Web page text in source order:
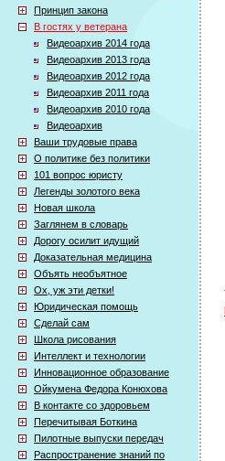
Принцип закона
В гостях у ветерана
Видеоархив 2014 года
Видеоархив 2013 года
Видеоархив 2012 года
Видеоархив 2011 года
Видеоархив 2010 года
Видеоархив
Ваши трудовые права
О политике без политики
101 вопрос юристу
Легенды золотого века
Новая школа
Заглянем в словарь
Дорогу осилит идущий
Доказательная медицина
Объять необъятное
Ох, уж эти детки!
Юридическая помощь
Сделай сам
Школа рисования
Интеллект и технологии
Инновационное образование
Ойкумена Федора Конюхова
В контакте со здоровьем
Перечитывая Боткина
Пилотные выпуски передач
Распространение знаний по